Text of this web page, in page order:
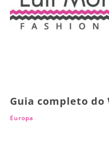
Guia completo do
Europa